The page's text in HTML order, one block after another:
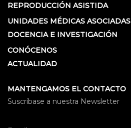
REPRODUCCIÓN ASISTIDA
UNIDADES MÉDICAS ASOCIADAS
DOCENCIA E INVESTIGACIÓN
CONÓCENOS
ACTUALIDAD
MANTENGAMOS EL CONTACTO
Suscríbase a nuestra Newsletter